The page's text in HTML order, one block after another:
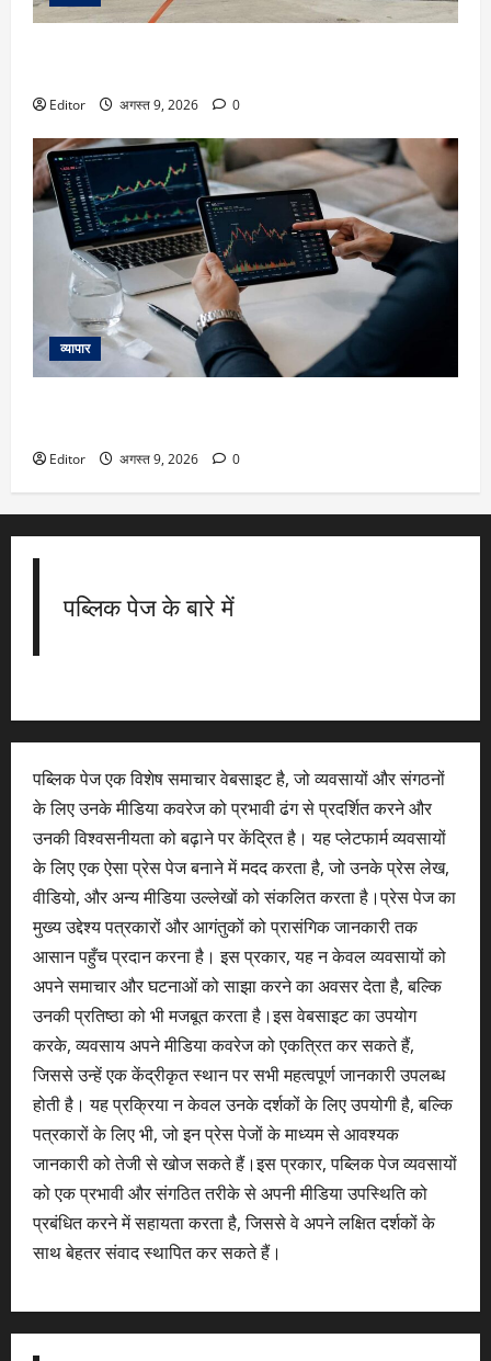
Editor अगस्त 9, 2026 0
व्यापार
Editor अगस्त 9, 2026 0
पब्लिक पेज के बारे में
पब्लिक पेज एक विशेष समाचार वेबसाइट है, जो व्यवसायों और संगठनों
के लिए उनके मीडिया कवरेज को प्रभावी ढंग से प्रदर्शित करने और
उनकी विश्वसनीयता को बढ़ाने पर केंद्रित है। यह प्लेटफार्म व्यवसायों
के लिए एक ऐसा प्रेस पेज बनाने में मदद करता है, जो उनके प्रेस लेख,
वीडियो, और अन्य मीडिया उल्लेखों को संकलित करता है।प्रेस पेज का
मुख्य उद्देश्य पत्रकारों और आगंतुकों को प्रासंगिक जानकारी तक
आसान पहुँच प्रदान करना है। इस प्रकार, यह न केवल व्यवसायों को
अपने समाचार और घटनाओं को साझा करने का अवसर देता है, बल्कि
उनकी प्रतिष्ठा को भी मजबूत करता है।इस वेबसाइट का उपयोग
करके, व्यवसाय अपने मीडिया कवरेज को एकत्रित कर सकते हैं,
जिससे उन्हें एक केंद्रीकृत स्थान पर सभी महत्वपूर्ण जानकारी उपलब्ध
होती है। यह प्रक्रिया न केवल उनके दर्शकों के लिए उपयोगी है, बल्कि
पत्रकारों के लिए भी, जो इन प्रेस पेजों के माध्यम से आवश्यक
जानकारी को तेजी से खोज सकते हैं।इस प्रकार, पब्लिक पेज व्यवसायों
को एक प्रभावी और संगठित तरीके से अपनी मीडिया उपस्थिति को
प्रबंधित करने में सहायता करता है, जिससे वे अपने लक्षित दर्शकों के
साथ बेहतर संवाद स्थापित कर सकते हैं।